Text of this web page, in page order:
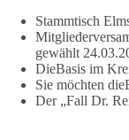
Stammtisch
gewählt
DieBasis im
Sie möchten
Der „Fall Dr.